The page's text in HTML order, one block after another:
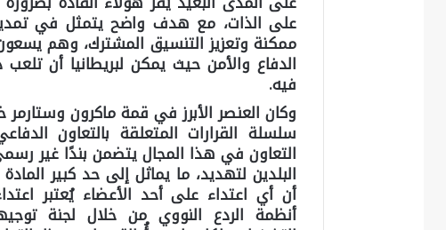
على الذات، مع هدف واضح يتمثل في
الدفاع والأمن حيث يمكن لبريطانيا أن
فيه.
وكان العنصر الأبرز في قمة ماكرون
سلسلة القرارات المتعلقة بالتعاون
التعاون في هذا المجال يتضمن بندًا غير
البلدين لتهديد، ما يماثل إلى حد كبير
أن أي اعتداء على أحد الأعضاء يُعتبر
أنظمة الردع النووي من خلال لجنة